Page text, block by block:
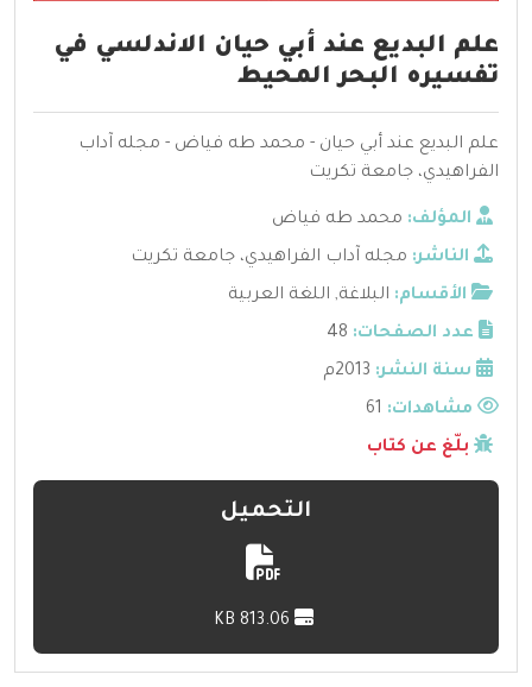
علم البديع عند أبي حيان الاندلسي في
تفسيره البحر المحيط
علم البديع عند أبي حيان - محمد طه فياض - مجله آداب
الفراهيدي، جامعة تكريت
المؤلف: محمد طه فياض
الناشر: مجله آداب الفراهيدي، جامعة تكريت
الأقسام: البلاغة, اللغة العربية
عدد الصفحات: 48
سنة النشر: 2013م
مشاهدات:
بلّغ عن كتاب
التحميل